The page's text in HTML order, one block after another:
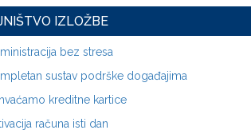
IZLOŽBE
bez stresa
sustav podrške događajima
kreditne kartice
računa isti dan